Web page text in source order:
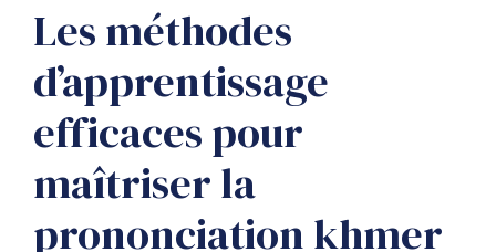
Les méthodes
d’apprentissage
efficaces pour
maîtriser la
prononciation khmer